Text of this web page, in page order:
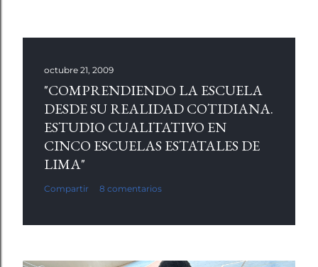
octubre 21, 2009
"COMPRENDIENDO LA ESCUELA
DESDE SU REALIDAD COTIDIANA.
ESTUDIO CUALITATIVO EN
CINCO ESCUELAS ESTATALES DE
LIMA"
Compartir 8 comentarios